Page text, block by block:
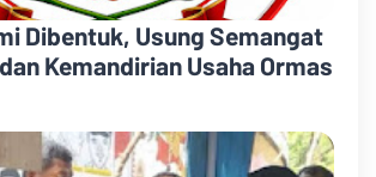
Dibentuk, Usung Semangat
Kemandirian Usaha Ormas